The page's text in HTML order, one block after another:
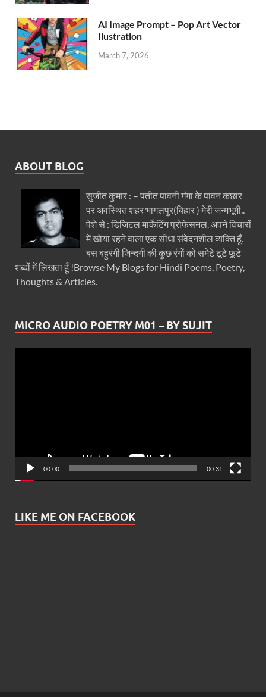
AI Image Prompt – Pop Art Vector
Ilustration
March 7, 2026
ABOUT BLOG
सुजीत कुमार : – पतीत पावनी गंगा के पावन कछार
पर अवस्थित शहर भागलपुर(बिहार ) मेरी जन्मभूमी..
पेशे से : डिजिटल मार्केटिंग प्रोफेसनल. अपने विचारों
में खोया रहने वाला एक सीधा संवेदनशील व्यक्ति हूँ.
बस बहुरंगी जिन्दगी की कुछ रंगों को समेटे टूटे फूटे
शब्दों में लिखता हूँ !Browse My Blogs for Hindi Poems, Poetry,
Thoughts & Articles.
MICRO AUDIO POETRY M01 – BY SUJIT
00:00 00:31
LIKE ME ON FACEBOOK